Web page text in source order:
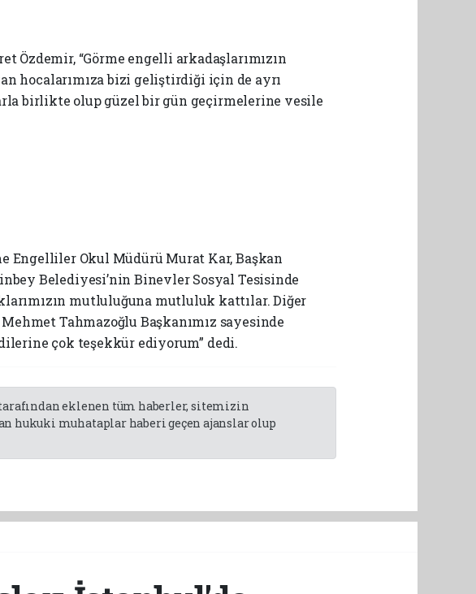
“Görme engelli arkadaşlarımızın
hocalarımıza bizi geliştirdiği için de ayrı
birlikte olup güzel bir gün geçirmelerine vesile
Engelliler Okul Müdürü Murat Kar, Başkan
Belediyesi’nin Binevler Sosyal Tesisinde
mutluluğuna mutluluk kattılar. Diğer
Tahmazoğlu Başkanımız sayesinde
çok teşekkür ediyorum” dedi.
tarafından eklenen tüm haberler, sitemizin
hukuki muhataplar haberi geçen ajanslar olup